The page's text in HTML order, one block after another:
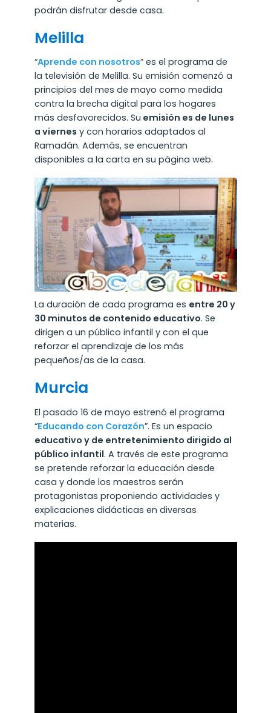
podrán disfrutar desde casa.
Melilla
“Aprende con nosotros” es el programa de
la televisión de Melilla. Su emisión comenzó a
principios del mes de mayo como medida
contra la brecha digital para los hogares
más desfavorecidos. Su emisión es de lunes
a viernes y con horarios adaptados al
Ramadán. Además, se encuentran
disponibles a la carta en su página web.
La duración de cada programa es entre 20 y
30 minutos de contenido educativo. Se
dirigen a un público infantil y con el que
reforzar el aprendizaje de los más
pequeños/as de la casa.
Murcia
El pasado 16 de mayo estrenó el programa
“Educando con Corazón”. Es un espacio
educativo y de entretenimiento dirigido al
público infantil. A través de este programa
se pretende reforzar la educación desde
casa y donde los maestros serán
protagonistas proponiendo actividades y
explicaciones didácticas en diversas
materias.